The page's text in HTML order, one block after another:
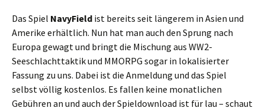
Das Spiel NavyField ist bereits seit längerem in Asien und
Amerike erhältlich. Nun hat man auch den Sprung nach
Europa gewagt und bringt die Mischung aus WW2-
Seeschlachttaktik und MMORPG sogar in lokalisierter
Fassung zu uns. Dabei ist die Anmeldung und das Spiel
selbst völlig kostenlos. Es fallen keine monatlichen
Gebühren an und auch der Spieldownload ist für lau – schaut